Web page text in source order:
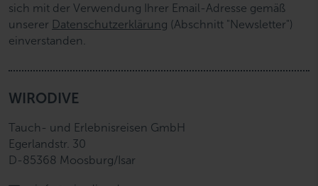
sich mit der Verwendung Ihrer Email-Adresse gemäß
unserer Datenschutzerklärung (Abschnitt "Newsletter")
einverstanden.
WIRODIVE
Tauch- und Erlebnisreisen GmbH
Egerlandstr. 30
D-85368 Moosburg/Isar